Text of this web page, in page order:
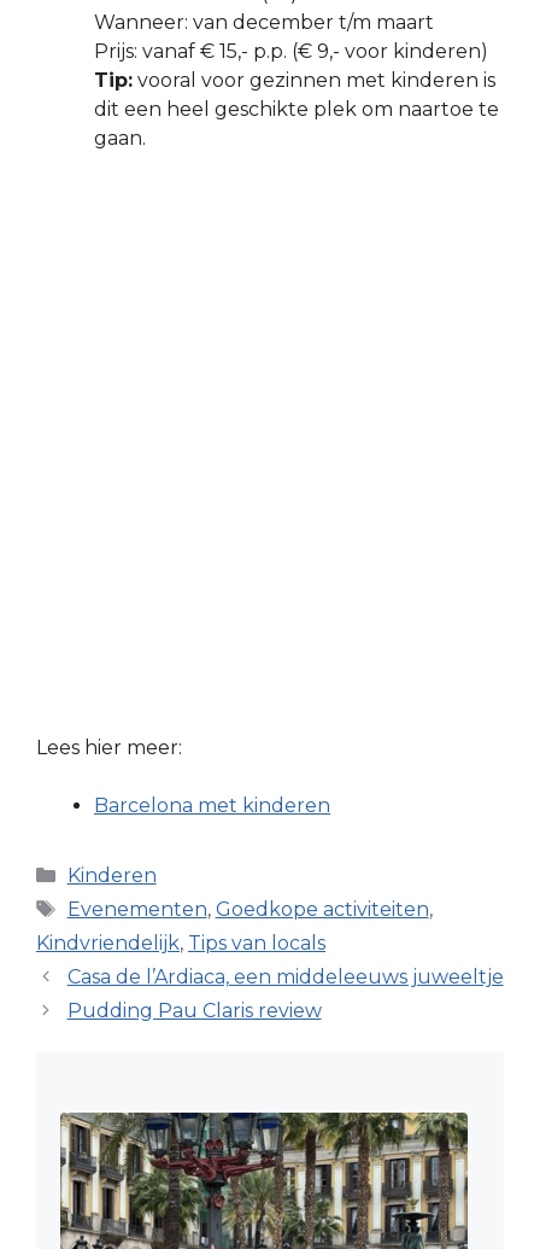
Wanneer: van december t/m maart
Prijs: vanaf € 15,- p.p. (€ 9,- voor kinderen)
Tip: vooral voor gezinnen met kinderen is
dit een heel geschikte plek om naartoe te
gaan.
Lees hier meer:
Barcelona met kinderen
Categorieën
Kinderen
Tags
Evenementen, Goedkope activiteiten,
Kindvriendelijk, Tips van locals
Casa de l’Ardiaca, een middeleeuws juweeltje
Pudding Pau Claris review